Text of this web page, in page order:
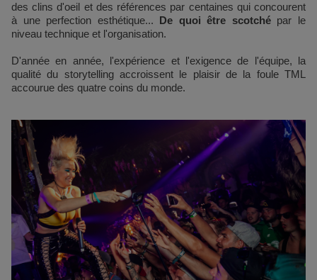
des clins d'oeil et des références par centaines qui concourent
à une perfection esthétique... De quoi être scotchépar le
niveau technique et l'organisation.
D'année en année, l'expérience et l'exigence de l'équipe, la
qualité du storytelling accroissent le plaisir de la foule TML
accourue des quatre coins du monde.